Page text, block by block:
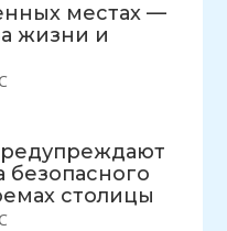
местах —
жизни и
безопасного
столицы